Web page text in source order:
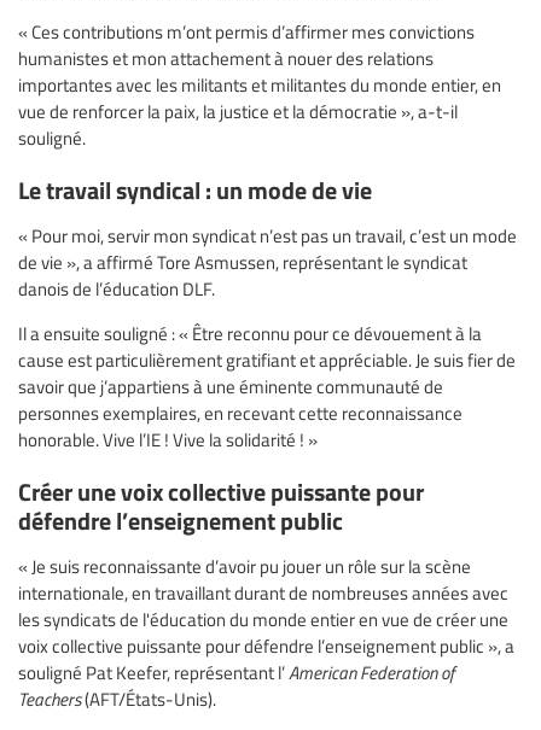
« Ces contributions m’ont permis d’affirmer mes convictions
humanistes et mon attachement à nouer des relations
importantes avec les militants et militantes du monde entier, en
vue de renforcer la paix, la justice et la démocratie », a-t-il
souligné.
Le travail syndical : un mode de vie
« Pour moi, servir mon syndicat n’est pas un travail, c’est un mode
de vie », a affirmé Tore Asmussen, représentant le syndicat
danois de l’éducation DLF.
Il a ensuite souligné : « Être reconnu pour ce dévouement à la
cause est particulièrement gratifiant et appréciable. Je suis fier de
savoir que j’appartiens à une éminente communauté de
personnes exemplaires, en recevant cette reconnaissance
honorable. Vive l’IE ! Vive la solidarité ! »
Créer une voix collective puissante pour
défendre l’enseignement public
« Je suis reconnaissante d’avoir pu jouer un rôle sur la scène
internationale, en travaillant durant de nombreuses années avec
les syndicats de l'éducation du monde entier en vue de créer une
voix collective puissante pour défendre l’enseignement public », a
souligné Pat Keefer, représentant l’American Federation of
Teachers(AFT/États-Unis).